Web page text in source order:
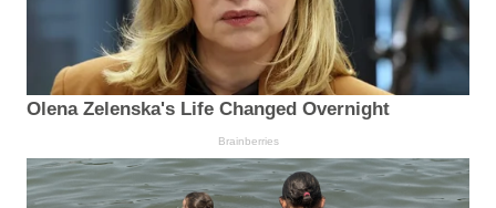
Olena Zelenska's Life Changed Overnight
Brainberries